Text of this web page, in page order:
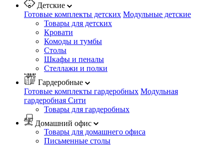
Детские
Готовые комплекты детских Модульные детские
Товары для детских
Кровати
Комоды и тумбы
Столы
Шкафы и пеналы
Стеллажи и полки
Гардеробные
Готовые комплекты гардеробных Модульная
гардеробная Сити
Товары для гардеробных
Домашний офис
Товары для домашнего офиса
Письменные столы